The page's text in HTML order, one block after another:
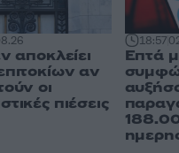
αποκλείει
αν
οι
πιέσεις
18:57
Επτά